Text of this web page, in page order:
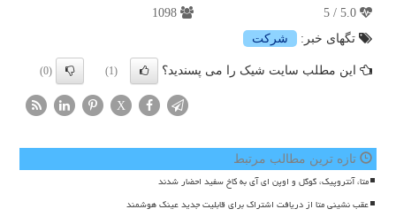
تگهای خبر:
شركت
این مطلب سایت شیک را می پسندید؟ (1)
(0)
X
تازه ترین مطالب مرتبط
متا، آنتروپیک، گوگل و اوپن ای آی به کاخ سفید احضار شدند
عقب نشینی متا از دریافت اشتراک برای قابلیت جدید عینک هوشمند